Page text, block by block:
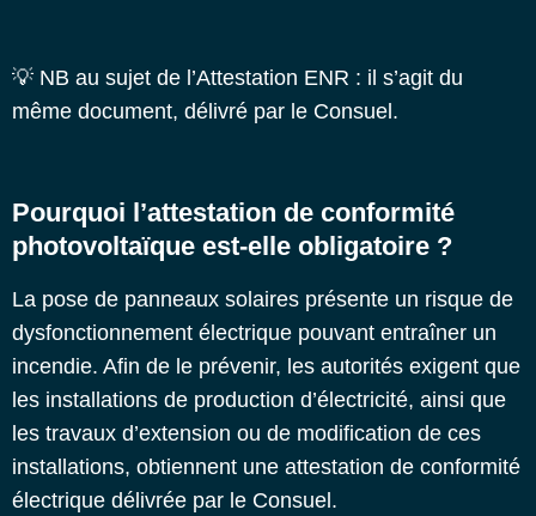
💡 NB au sujet de l’Attestation ENR : il s’agit du
même document, délivré par le Consuel.
Pourquoi l’attestation de conformité
photovoltaïque est-elle obligatoire ?
La pose de panneaux solaires présente un risque de
dysfonctionnement électrique pouvant entraîner un
incendie. Afin de le prévenir, les autorités exigent que
les installations de production d’électricité, ainsi que
les travaux d’extension ou de modification de ces
installations, obtiennent une attestation de conformité
électrique délivrée par le Consuel.